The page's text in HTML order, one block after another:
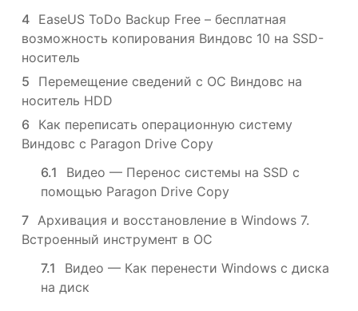
4 EaseUS ToDo Backup Free – бесплатная
возможность копирования Виндовс 10 на SSD-
носитель
5
Перемещение сведений с ОС Виндовс на
носитель HDD
6
Как переписать операционную систему
Виндовс с Paragon Drive Copy
6.1
Видео — Перенос системы на SSD с
помощью Paragon Drive Copy
7 Архивация и восстановление в Windows 7.
Встроенный инструмент в ОС
7.1
Видео — Как перенести Windows с диска
на диск